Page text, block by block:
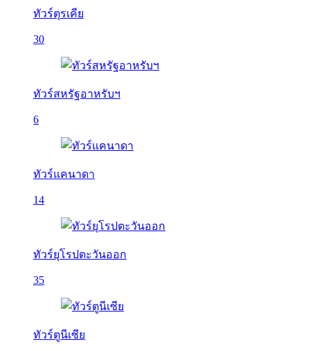
ทัวร์ตุรเคีย
30
ทัวร์สหรัฐอาหรับฯ
6
ทัวร์แคนาดา
14
ทัวร์ยุโรปตะวันออก
35
ทัวร์ตูนีเซีย